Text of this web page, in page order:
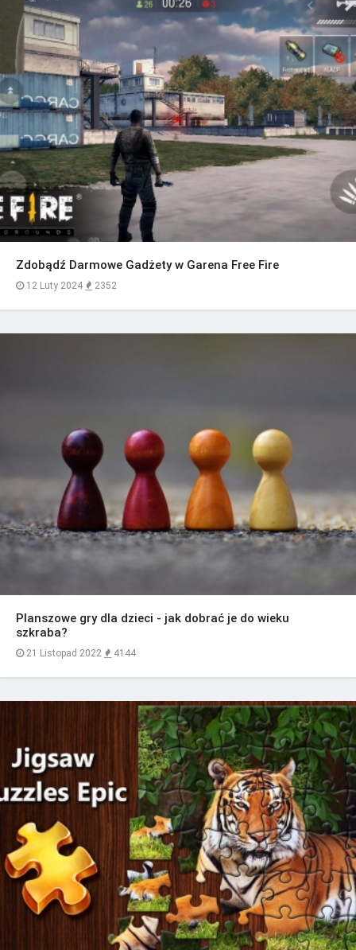
Zdobądź Darmowe Gadżety w Garena Free Fire
12 Luty 2024 2352
Planszowe gry dla dzieci - jak dobrać je do wieku
szkraba?
21 Listopad 2022 4144